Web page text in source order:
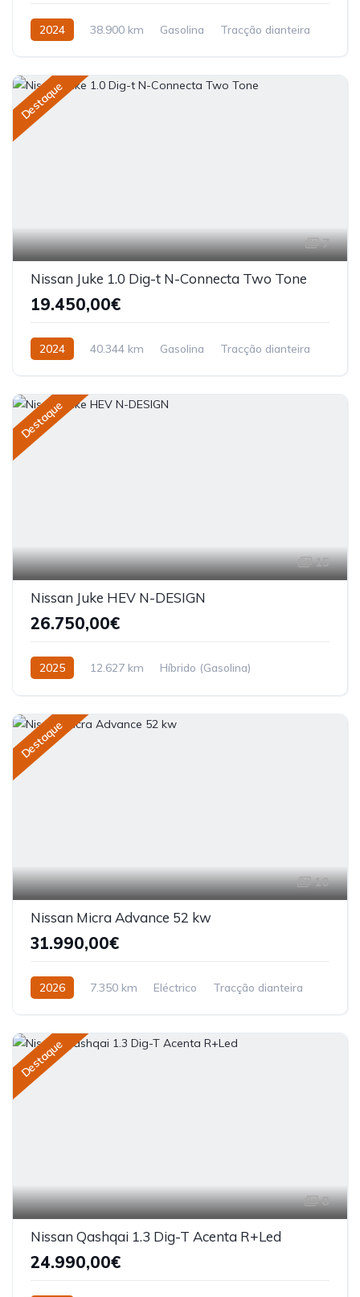
2024 38.900 km Gasolina Tracção dianteira
Destaque
7
Nissan Juke 1.0 Dig-t N-Connecta Two Tone
19.450,00€
2024 40.344 km Gasolina Tracção dianteira
Destaque
15
Nissan Juke HEV N-DESIGN
26.750,00€
2025 12.627 km
Híbrido (Gasolina)
Destaque
10
Nissan Micra Advance 52 kw
31.990,00€
2026 7.350 km Eléctrico Tracção dianteira
Destaque
8
Nissan Qashqai 1.3 Dig-T Acenta R+Led
24.990,00€